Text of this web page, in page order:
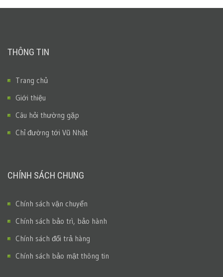
THÔNG TIN
Trang chủ
Giới thiệu
Câu hỏi thường gặp
Chỉ đường tới Vũ Nhật
CHÍNH SÁCH CHUNG
Chính sách vận chuyển
Chính sách bảo trì, bảo hành
Chính sách đổi trả hàng
Chính sách bảo mật thông tin